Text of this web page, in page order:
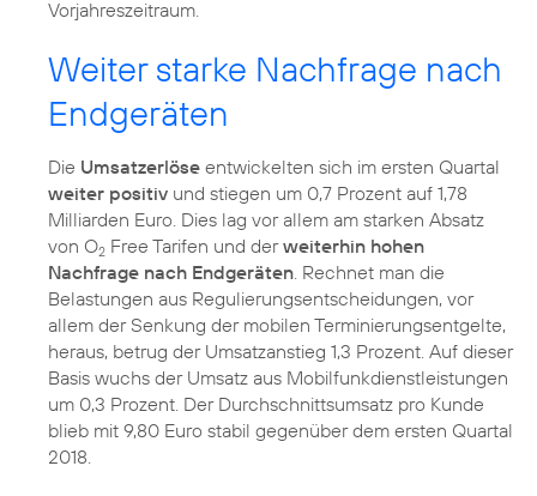
Vorjahreszeitraum.
Weiter starke Nachfrage nach
Endgeräten
Die Umsatzerlöse entwickelten sich im ersten Quartal
weiter positiv und stiegen um 0,7 Prozent auf 1,78
Milliarden Euro. Dies lag vor allem am starken Absatz
von O2 Free Tarifen und derweiterhin hohen
Nachfrage nach Endgeräten. Rechnet man die
Belastungen aus Regulierungsentscheidungen, vor
allem der Senkung der mobilen Terminierungsentgelte,
heraus, betrug der Umsatzanstieg 1,3 Prozent. Auf dieser
Basis wuchs der Umsatz aus Mobilfunkdienstleistungen
um 0,3 Prozent. Der Durchschnittsumsatz pro Kunde
blieb mit 9,80 Euro stabil gegenüber dem ersten Quartal
2018.